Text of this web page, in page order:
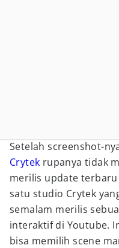
Setelah screenshot-
Crytek rupanya tidak
merilis update
satu studio Crytek
semalam merilis
interaktif di Youtube.
bisa memilih scene